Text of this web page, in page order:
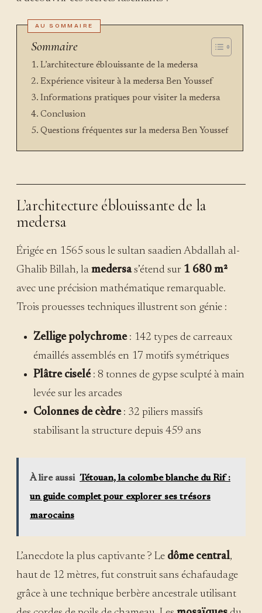
Sommaire
L’architecture éblouissante de la medersa
Expérience visiteur à la medersa Ben Youssef
Informations pratiques pour visiter la medersa
Conclusion
Questions fréquentes sur la medersa Ben Youssef
L’architecture éblouissante de la
medersa
Érigée en 1565 sous le sultan saadien Abdallah al-
Ghalib Billah, la medersas’étend sur 1 680 m²
avec une précision mathématique remarquable.
Trois prouesses techniques illustrent son génie :
Zellige polychrome: 142 types de carreaux
émaillés assemblés en 17 motifs symétriques
Plâtre ciselé: 8 tonnes de gypse sculpté à main
levée sur les arcades
Colonnes de cèdre: 32 piliers massifs
stabilisant la structure depuis 459 ans
À lire aussi Tétouan, la colombe blanche du Rif :
un guide complet pour explorer ses trésors
marocains
L’anecdote la plus captivante ? Le dôme central,
haut de 12 mètres, fut construit sans échafaudage
grâce à une technique berbère ancestrale utilisant